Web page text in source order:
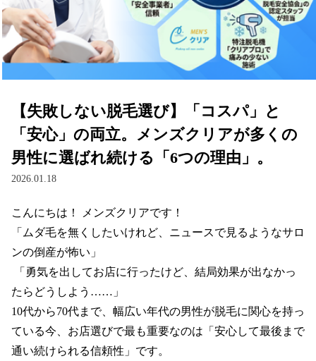
【失敗しない脱毛選び】「コスパ」と
「安心」の両立。メンズクリアが多くの
男性に選ばれ続ける「6つの理由」。
2026.01.18
こんにちは！ メンズクリアです！
「ムダ毛を無くしたいけれど、ニュースで見るようなサロ
ンの倒産が怖い」
たらどうしよう……」
10代から70代まで、幅広い年代の男性が脱毛に関心を持っ
ている今、お店選びで最も重要なのは「安心して最後まで
通い続けられる信頼性」です。